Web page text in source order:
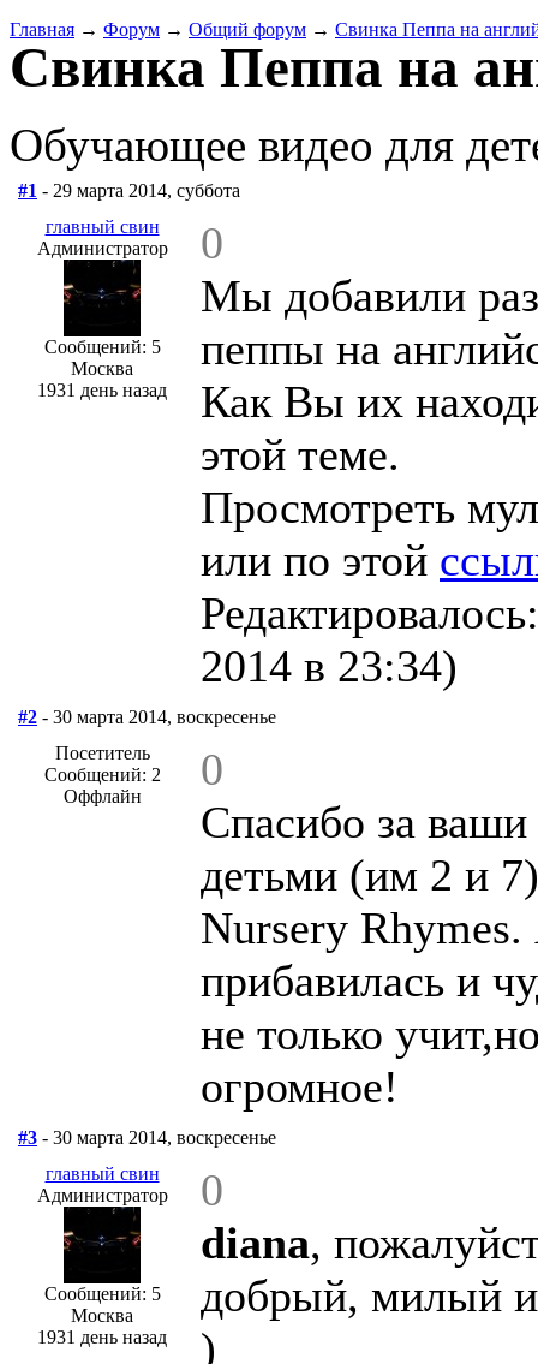
Главная → Форум → Общий форум → Свинка Пеппа на
Свинка Пеппа на
Обучающее видео для
#1 - 29 марта 2014, суббота
главный свин
Администратор
Сообщений: 5
Москва
1931 день назад
0
Мы добавили
пеппы на
Как Вы их
этой теме.
Просмотреть
или по этой
2014 в 23:34)
#2 - 30 марта 2014, воскресенье
Посетитель
Сообщений: 2
Оффлайн
0
Спасибо за
детьми (им 2 и
Nursery
прибавилась и
не только
огромное!
#3 - 30 марта 2014, воскресенье
главный свин
Администратор
Сообщений: 5
Москва
1931 день назад
0
diana,
добрый, милый и
)